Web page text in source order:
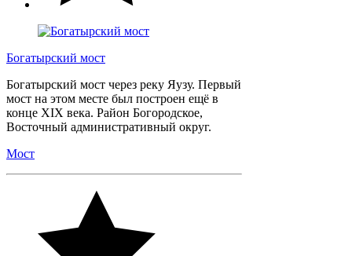
Богатырский мост
Богатырский мост через реку Яузу. Первый
мост на этом месте был построен ещё в
конце XIX века. Район Богородское,
Восточный административный округ.
Мост